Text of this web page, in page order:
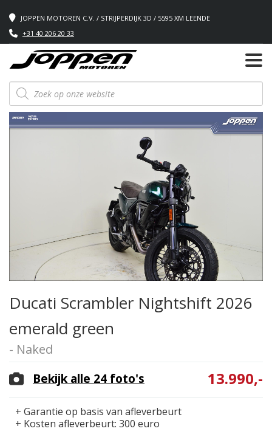
JOPPEN MOTOREN C.V. / STRIJPERDIJK 3D / 5595 XM LEENDE
+31 40 206 20 33
Producten
zoeken
Ducati Scrambler Nightshift 2026
emerald green
- Naked
13.990,-
+ Garantie op basis van afleverbeurt
+ Kosten afleverbeurt: 300 euro
Bekijk alle 24 foto's